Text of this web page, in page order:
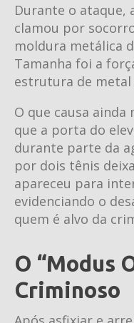
Durante o
clamou por
moldura metálica
Tamanha foi a
estrutura de
O que causa
que a porta do
durante parte da
por dois tênis
apareceu para
evidenciando o
quem é alvo da
O “Modus
Criminoso